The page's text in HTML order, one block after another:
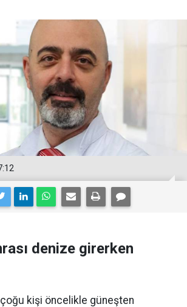
denize girerken
kişi öncelikle güneşten